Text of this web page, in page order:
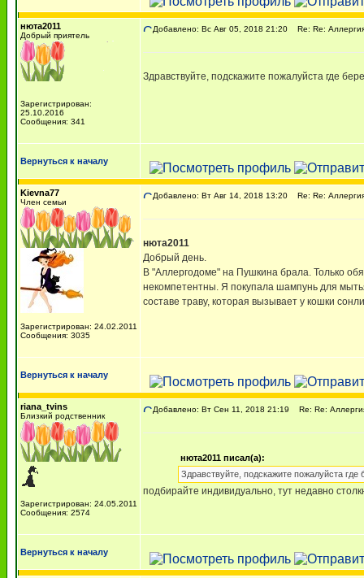
нюта2011
Добрый приятель
Зарегистрирован:
25.10.2016
Сообщения: 341
Добавлено: Вс Авг 05, 2018 21:20 Re: Re:
Здравствуйте, подскажите пожалуйста где
Вернуться к началу
Kievna77
Член семьи
Зарегистрирован: 24.02.2011
Сообщения: 3035
Добавлено: Вт Авг 14, 2018 13:20 Re: Re:
нюта2011
Добрый день.
В "Аллергодоме" на Пушкина брала. Только
некомпетентны. Я покупала шампунь для
составе траву, которая вызывает у кошки
Вернуться к началу
riana_tvins
Близкий родственник
Зарегистрирован: 24.05.2011
Сообщения: 2574
Добавлено: Вт Сен 11, 2018 21:19 Re: Re:
нюта2011 писал(а):
Здравствуйте, подскажите пожалуйста
подбирайте индивидуально, тут недавно
Вернуться к началу